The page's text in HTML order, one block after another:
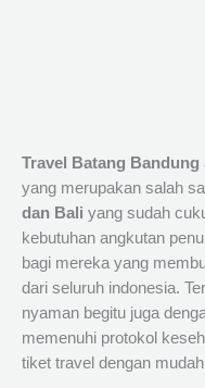
Travel Batang Bandung
yang merupakan salah
dan Bali yang sudah
kebutuhan angkutan
bagi mereka yang
dari seluruh indonesia.
nyaman begitu juga
memenuhi protokol
tiket travel dengan